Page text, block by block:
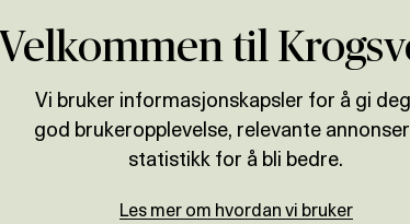
Velkommen til
Vi bruker informasjonskapsler for å gi
god brukeropplevelse, relevante
statistikk for å bli bedre.
Les mer om hvordan vi bruker